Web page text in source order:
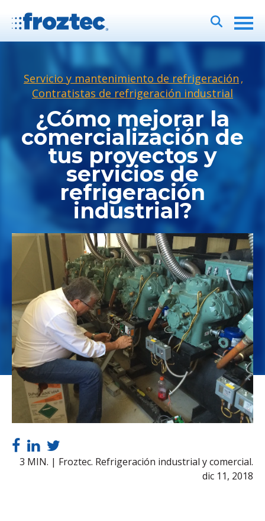
Servicio y mantenimiento de refrigeración ,
Contratistas de refrigeración industrial
¿Cómo mejorar la
comercialización de
tus proyectos y
servicios de
refrigeración
industrial?
3 MIN. | Froztec. Refrigeración industrial y comercial.
dic 11, 2018